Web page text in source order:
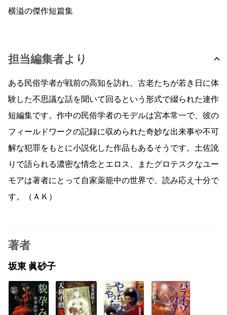
横溢の傑作短篇集
担当編集者より
ある民俗学者が戦前の高知を訪れ、古老たちが若き日に体
験した不思議な話を聞いて回るという形式で綴られた連作
短編集です。作中の民俗学者のモデルは宮本常一で、彼の
フィールドワークの記録に収められた奇妙な出来事や不可
解な犯罪をもとに小説化した作品もあるそうです。土佐訛
りで語られる濃密な情念とエロス、またグロテスクなユー
モアは著者にとって自家薬籠中の世界で、読み応え十分で
す。（ＡＫ）
著者
坂東 眞砂子